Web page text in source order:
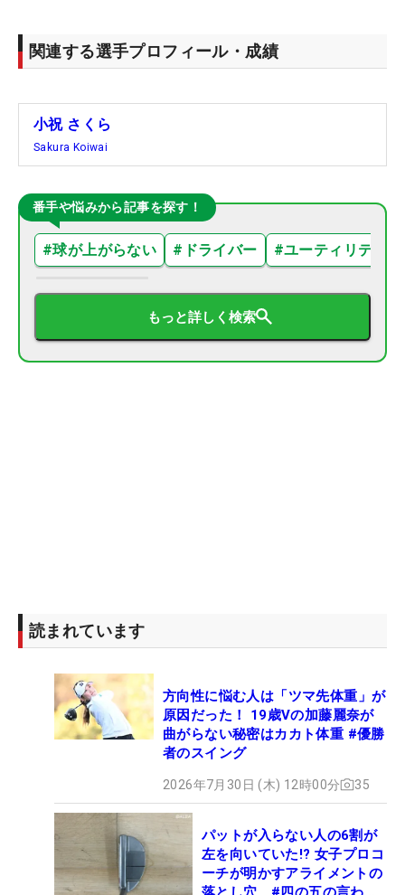
関連する選手プロフィール・成績
小祝 さくら
Sakura Koiwai
番手や悩みから記事を探す！
#球が上がらない # ドライバー #ユーティリティ
もっと詳しく検索
読まれています
方向性に悩む人は「ツマ先体重」が
原因だった！ 19歳Vの加藤麗奈が
曲がらない秘密はカカト体重 #優勝
者のスイング
2026年7月30日 (木) 12時00分 35
パットが入らない人の6割が
左を向いていた!? 女子プロコ
ーチが明かすアライメントの